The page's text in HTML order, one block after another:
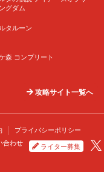
グダム
タルーン
森 コンプリート
攻略サイト一覧へ
プライバシーポリシー
合わせ ライター募集